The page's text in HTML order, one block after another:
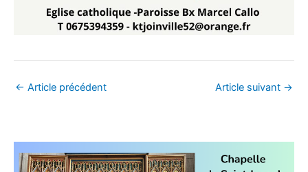
← Article précédent Article suivant →